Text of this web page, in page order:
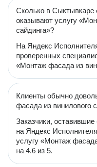
Сколько в Сыктывкаре
оказывают услугу
сайдинга»?
На Яндекс
проверенных
«Монтаж фасада из
Клиенты обычно
фасада из винилового
Заказчики,
на Яндекс
услугу «Монтаж
на 4.6 из 5.